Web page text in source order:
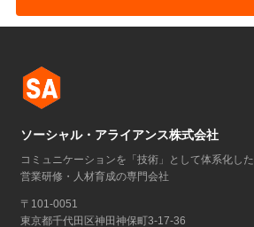
ソーシャル・アライアンス株式会社
コミュニケーションを「技術」として体系化した
営業研修・人材育成の専門会社
〒101-0051
東京都千代田区神田神保町3-17-36